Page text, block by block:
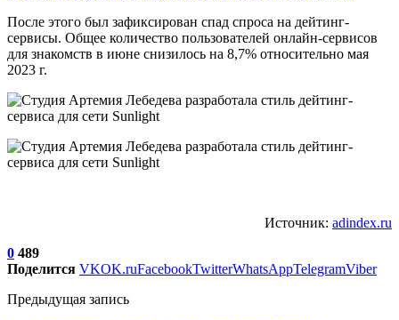
После этого был зафиксирован спад спроса на дейтинг-
сервисы. Общее количество пользователей онлайн-сервисов
для знакомств в июне снизилось на 8,7% относительно мая
2023 г.
Источник: adindex.ru
0 489
Поделится VKOK.ruFacebookTwitterWhatsAppTelegramViber
Предыдущая запись